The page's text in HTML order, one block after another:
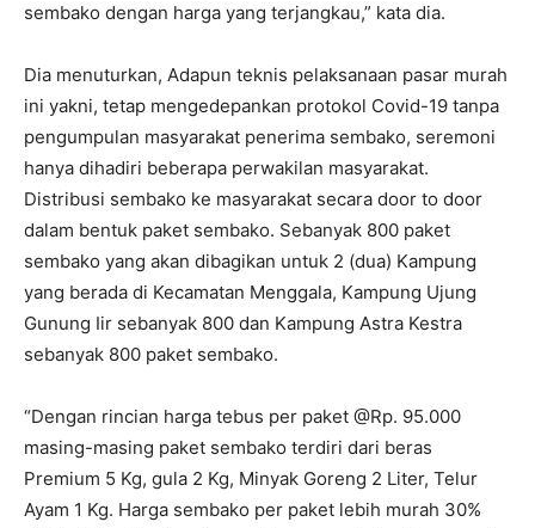
sembako dengan harga yang terjangkau,” kata dia.
Dia menuturkan, Adapun teknis pelaksanaan pasar murah
ini yakni, tetap mengedepankan protokol Covid-19 tanpa
pengumpulan masyarakat penerima sembako, seremoni
hanya dihadiri beberapa perwakilan masyarakat.
Distribusi sembako ke masyarakat secara door to door
dalam bentuk paket sembako. Sebanyak 800 paket
sembako yang akan dibagikan untuk 2 (dua) Kampung
yang berada di Kecamatan Menggala, Kampung Ujung
Gunung Iir sebanyak 800 dan Kampung Astra Kestra
sebanyak 800 paket sembako.
“Dengan rincian harga tebus per paket @Rp. 95.000
masing-masing paket sembako terdiri dari beras
Premium 5 Kg, gula 2 Kg, Minyak Goreng 2 Liter, Telur
Ayam 1 Kg. Harga sembako per paket lebih murah 30%